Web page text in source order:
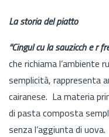
La storia del piatto
“Cingul cu la sauzicch e r
che richiama l’ambiente
semplicità, rappresenta
cairanese. La materia
di pasta composta
senza l’aggiunta di uova.